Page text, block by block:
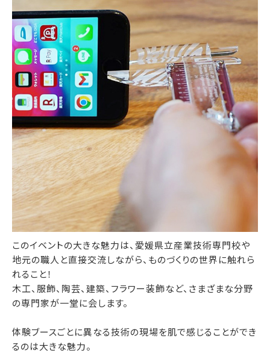
このイベントの大きな魅力は、愛媛県立産業技術専門校や
地元の職人と直接交流しながら、ものづくりの世界に触れら
れること！
木工、服飾、陶芸、建築、フラワー装飾など、さまざまな分野
の専門家が一堂に会します。
体験ブースごとに異なる技術の現場を肌で感じることができ
るのは大きな魅力。